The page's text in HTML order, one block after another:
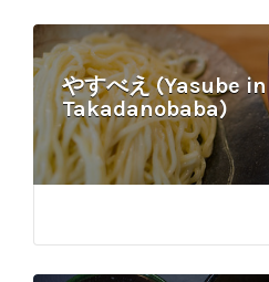
やすべえ (Yasube in
Takadanobaba)